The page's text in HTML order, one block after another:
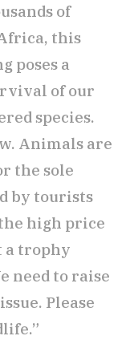
of
this
poses a
of our
species.
Animals are
the sole
by tourists
high price
a trophy
need to raise
Please